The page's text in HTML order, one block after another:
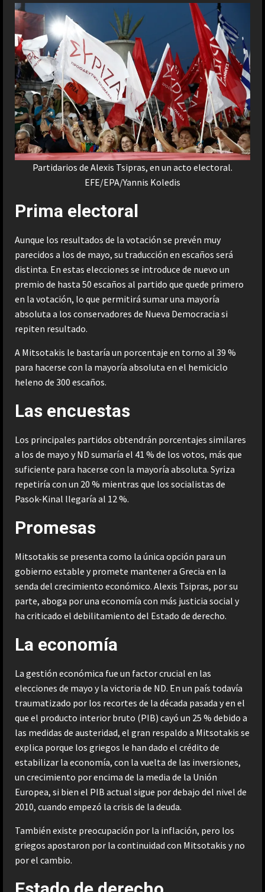
Partidarios de Alexis Tsipras, en un acto electoral.
EFE/EPA/Yannis Koledis
Prima electoral
Aunque los resultados de la votación se prevén muy
parecidos a los de mayo, su traducción en escaños será
distinta. En estas elecciones se introduce de nuevo un
premio de hasta 50 escaños al partido que quede primero
en la votación, lo que permitirá sumar una mayoría
absoluta a los conservadores de Nueva Democracia si
repiten resultado.
A Mitsotakis le bastaría un porcentaje en torno al 39 %
para hacerse con la mayoría absoluta en el hemiciclo
heleno de 300 escaños.
Las encuestas
Los principales partidos obtendrán porcentajes similares
a los de mayo y ND sumaría el 41 % de los votos, más que
suficiente para hacerse con la mayoría absoluta. Syriza
repetiría con un 20 % mientras que los socialistas de
Pasok-Kinal llegaría al 12 %.
Promesas
Mitsotakis se presenta como la única opción para un
gobierno estable y promete mantener a Grecia en la
senda del crecimiento económico. Alexis Tsipras, por su
parte, aboga por una economía con más justicia social y
ha criticado el debilitamiento del Estado de derecho.
La economía
La gestión económica fue un factor crucial en las
elecciones de mayo y la victoria de ND. En un país todavía
traumatizado por los recortes de la década pasada y en el
que el producto interior bruto (PIB) cayó un 25 % debido a
las medidas de austeridad, el gran respaldo a Mitsotakis se
explica porque los griegos le han dado el crédito de
estabilizar la economía, con la vuelta de las inversiones,
un crecimiento por encima de la media de la Unión
Europea, si bien el PIB actual sigue por debajo del nivel de
2010, cuando empezó la crisis de la deuda.
También existe preocupación por la inflación, pero los
griegos apostaron por la continuidad con Mitsotakis y no
por el cambio.